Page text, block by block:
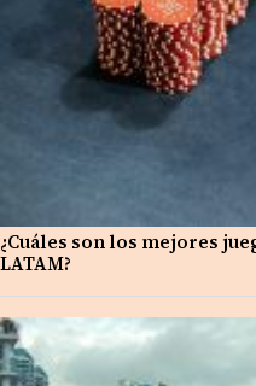
¿Cuáles son los mejores
LATAM?